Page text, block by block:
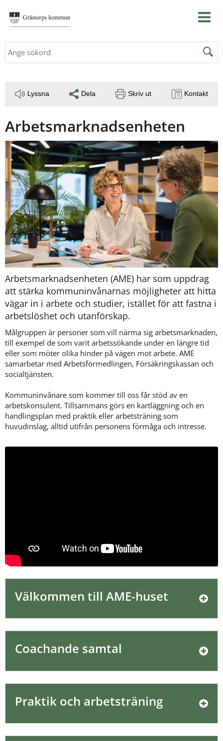
Sök
Lyssna Dela Skriv ut Kontakt
Arbetsmarknadsenheten
Arbetsmarknadsenheten (AME) har som uppdrag
att stärka kommuninvånarnas möjligheter att hitta
vägar in i arbete och studier, istället för att fastna i
arbetslöshet och utanförskap.
Målgruppen är personer som vill närma sig arbetsmarknaden,
till exempel de som varit arbetssökande under en längre tid
eller som möter olika hinder på vägen mot arbete. AME
samarbetar med Arbetsförmedlingen, Försäkringskassan och
socialtjänsten.
Kommuninvånare som kommer till oss får stöd av en
arbetskonsulent. Tillsammans görs en kartläggning och en
handlingsplan med praktik eller arbetsträning som
huvudinslag, alltid utifrån personens förmåga och intresse.
Välkommen till AME-huset
Coachande samtal
Praktik och arbetsträning